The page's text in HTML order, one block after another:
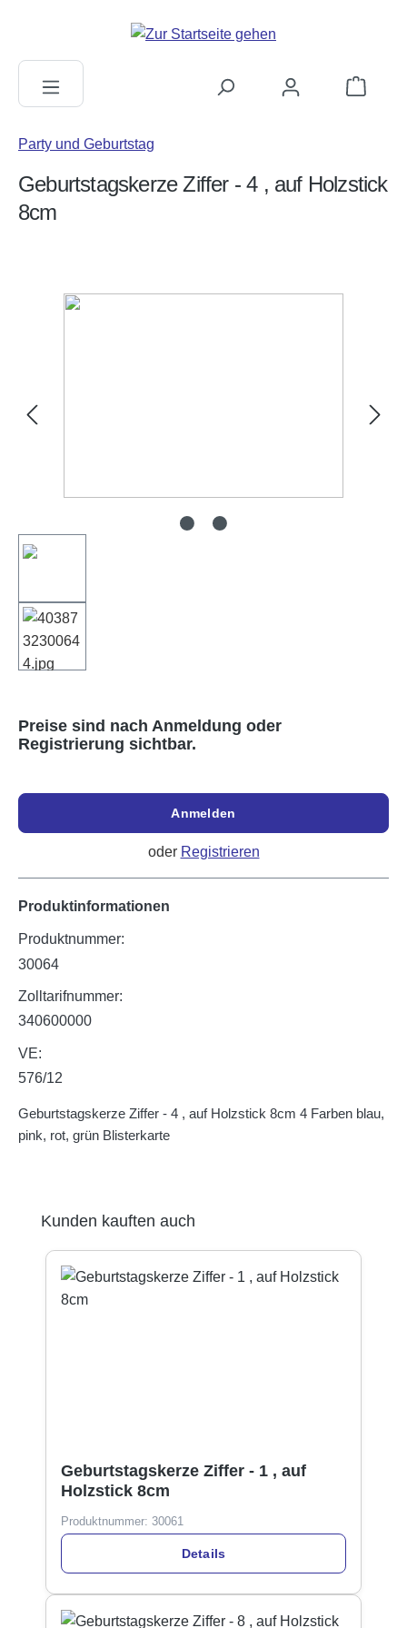
Party und Geburtstag
Geburtstagskerze Ziffer - 4 , auf Holzstick
8cm
Bildergalerie überspringen
Preise sind nach Anmeldung oder
Registrierung sichtbar.
Anmelden
oder Registrieren
Produktinformationen
Produktnummer:
30064
Zolltarifnummer:
340600000
VE:
576/12
Geburtstagskerze Ziffer - 4 , auf Holzstick 8cm 4 Farben blau,
pink, rot, grün Blisterkarte
Produktgalerie überspringen
Kunden kauften auch
Geburtstagskerze Ziffer - 1 , auf
Holzstick 8cm
Produktnummer: 30061
Details